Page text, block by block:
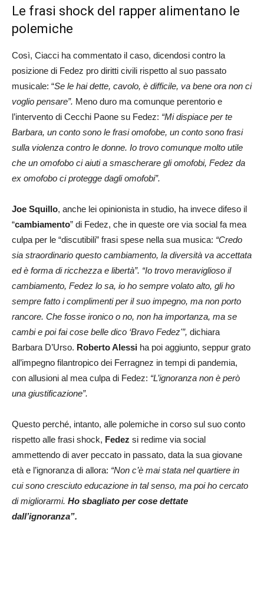
Le frasi shock del rapper alimentano le
polemiche
Così, Ciacci ha commentato il caso, dicendosi contro la
posizione di Fedez pro diritti civili rispetto al suo passato
musicale: “Se le hai dette, cavolo, è difficile, va bene ora non ci
voglio pensare”. Meno duro ma comunque perentorio e
l’intervento di Cecchi Paone su Fedez: “Mi dispiace per te
Barbara, un conto sono le frasi omofobe, un conto sono frasi
sulla violenza contro le donne. Io trovo comunque molto utile
che un omofobo ci aiuti a smascherare gli omofobi, Fedez da
ex omofobo ci protegge dagli omofobi”.
Joe Squillo, anche lei opinionista in studio, ha invece difeso il
“cambiamento” di Fedez, che in queste ore via social fa mea
culpa per le “discutibili” frasi spese nella sua musica: “Credo
sia straordinario questo cambiamento, la diversità va accettata
ed è forma di ricchezza e libertà”. “Io trovo meraviglioso il
cambiamento, Fedez lo sa, io ho sempre volato alto, gli ho
sempre fatto i complimenti per il suo impegno, ma non porto
rancore. Che fosse ironico o no, non ha importanza, ma se
cambi e poi fai cose belle dico ‘Bravo Fedez'”, dichiara
Barbara D’Urso. Roberto Alessi ha poi aggiunto, seppur grato
all’impegno filantropico dei Ferragnez in tempi di pandemia,
con allusioni al mea culpa di Fedez: “L’ignoranza non è però
una giustificazione”.
Questo perché, intanto, alle polemiche in corso sul suo conto
rispetto alle frasi shock, Fedez si redime via social
ammettendo di aver peccato in passato, data la sua giovane
età e l’ignoranza di allora: “Non c’è mai stata nel quartiere in
cui sono cresciuto educazione in tal senso, ma poi ho cercato
di migliorarmi. Ho sbagliato per cose dettate
dall’ignoranza”.